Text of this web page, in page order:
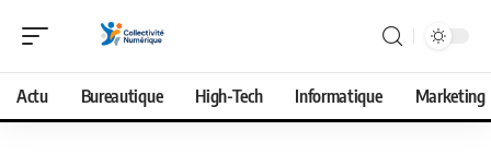
Actu Bureautique High-Tech Informatique Marketing